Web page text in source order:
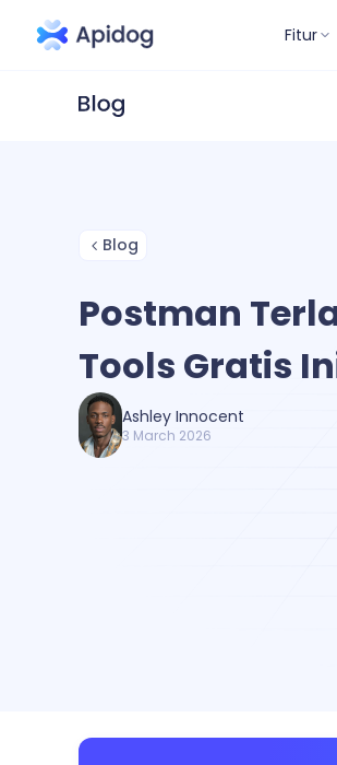
Fitur
Blog
Postman
Tools Gratis
Ashley Innocent
3 March 2026